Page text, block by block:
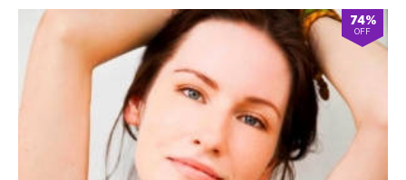
74%
OFF